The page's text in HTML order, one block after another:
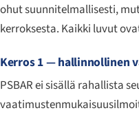
ohut suunnitelmallisesti,
kerroksesta. Kaikki luvut
Kerros 1 — hallinnollinen
PSBAR ei sisällä rahallista